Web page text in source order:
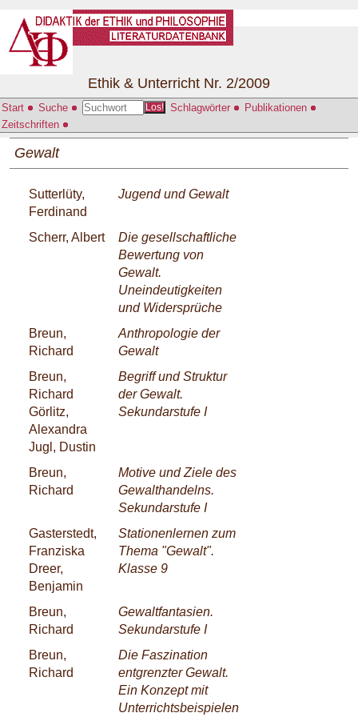
Start Suche Los! Schlagwörter
Publikationen
Zeitschriften
Ethik & Unterricht Nr. 2/2009
Gewalt
Sutterlüty,
Ferdinand
Jugend und Gewalt
Scherr, Albert
Die gesellschaftliche
Bewertung von
Gewalt.
Uneindeutigkeiten
und Widersprüche
Breun,
Richard
Anthropologie der
Gewalt
Breun,
Richard
Görlitz,
Alexandra
Jugl, Dustin
Begriff und Struktur
der Gewalt.
Sekundarstufe I
Breun,
Richard
Motive und Ziele des
Gewalthandelns.
Sekundarstufe I
Gasterstedt,
Franziska
Dreer,
Benjamin
Stationenlernen zum
Thema "Gewalt".
Klasse 9
Breun,
Richard
Gewaltfantasien.
Sekundarstufe I
Breun,
Richard
Die Faszination
entgrenzter Gewalt.
Ein Konzept mit
Unterrichtsbeispielen